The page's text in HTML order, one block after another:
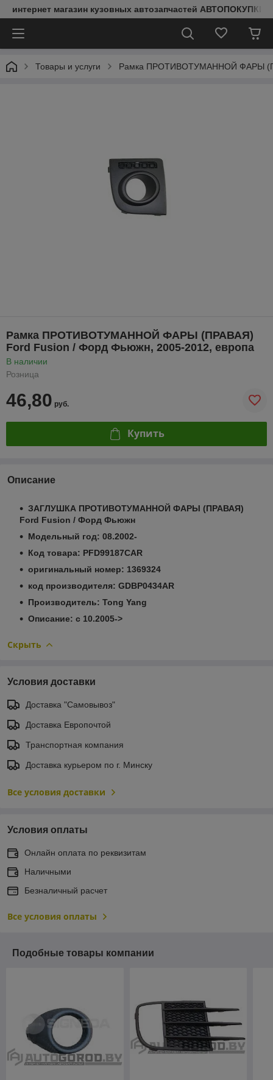
интернет магазин кузовных автозапчастей АВТОПОКУПКИ
Товары и услуги Рамка ПРОТИВОТУМАННОЙ ФАРЫ
Рамка ПРОТИВОТУМАННОЙ ФАРЫ (ПРАВАЯ)
Ford Fusion / Форд Фьюжн, 2005-2012, европа
В наличии
Розница
46,80 руб.
Купить
Описание
ЗАГЛУШКА ПРОТИВОТУМАННОЙ ФАРЫ (ПРАВАЯ)
Ford Fusion / Форд Фьюжн
Модельный год: 08.2002-
Код товара: PFD99187CAR
оригинальный номер: 1369324
код производителя: GDBP0434AR
Производитель: Tong Yang
Описание: с 10.2005->
Скрыть
Условия доставки
Доставка "Самовывоз"
Доставка Европочтой
Транспортная компания
Доставка курьером по г. Минску
Все условия доставки
Условия оплаты
Онлайн оплата по реквизитам
Наличными
Безналичный расчет
Все условия оплаты
Подобные товары компании